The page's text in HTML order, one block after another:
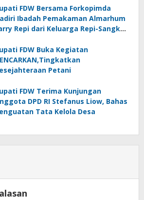
FDW Bersama Forkopimda
Ibadah Pemakaman Almarhum
Repi dari Keluarga Repi-Sangkoy
FDW Buka Kegiatan
Petani
FDW Terima Kunjungan
DPD RI Stefanus Liow, Bahas
Tata Kelola Desa